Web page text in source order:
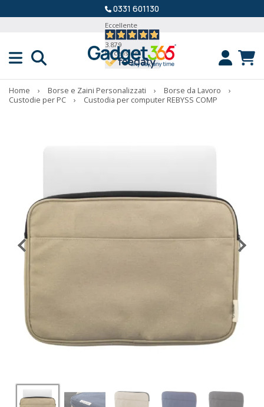
0331 601130
Eccellente
3.879
Recensioni
Home › Borse e Zaini Personalizzati › Borse da Lavoro
›
Custodie per PC
› Custodia per computer REBYSS COMP